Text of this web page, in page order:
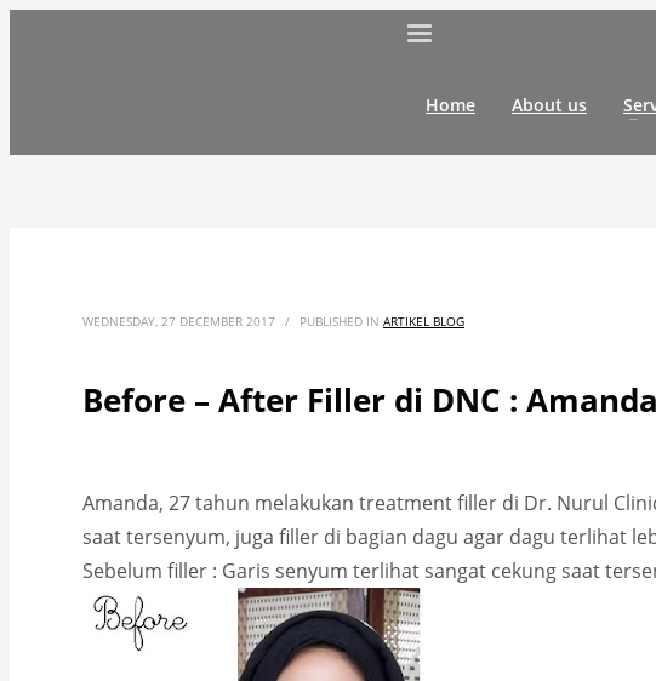
Home About us
WEDNESDAY, 27 DECEMBER 2017 / PUBLISHED IN ARTIKEL BLOG
Before – After Filler di DNC : Amanda
Amanda, 27 tahun melakukan treatment filler di Dr. Nurul
saat tersenyum, juga filler di bagian dagu agar dagu terlihat
Sebelum filler : Garis senyum terlihat sangat cekung saat